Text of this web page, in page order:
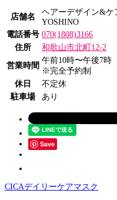
店舗名
ヘアーデザイン&ケ
YOSHINO
電話番号 070(1808)3166
住所
和歌山市北町12-2
営業時間
午前10時〜午後7時
※完全予約制
休日
不定休
駐車場
あり
Save
CICAデイリーケアマスク